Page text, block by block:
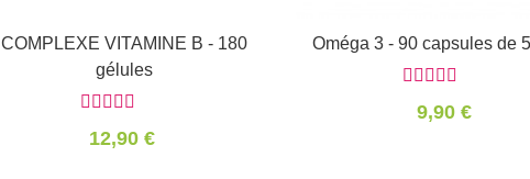
Panier
COMPLEXE VITAMINE B - 180
gélules
12,90 €
Panier
Oméga 3 - 90 capsules de
9,90 €